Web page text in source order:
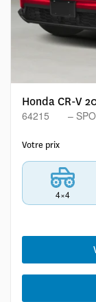
Honda CR-V
64215 –
Votre prix
4×4